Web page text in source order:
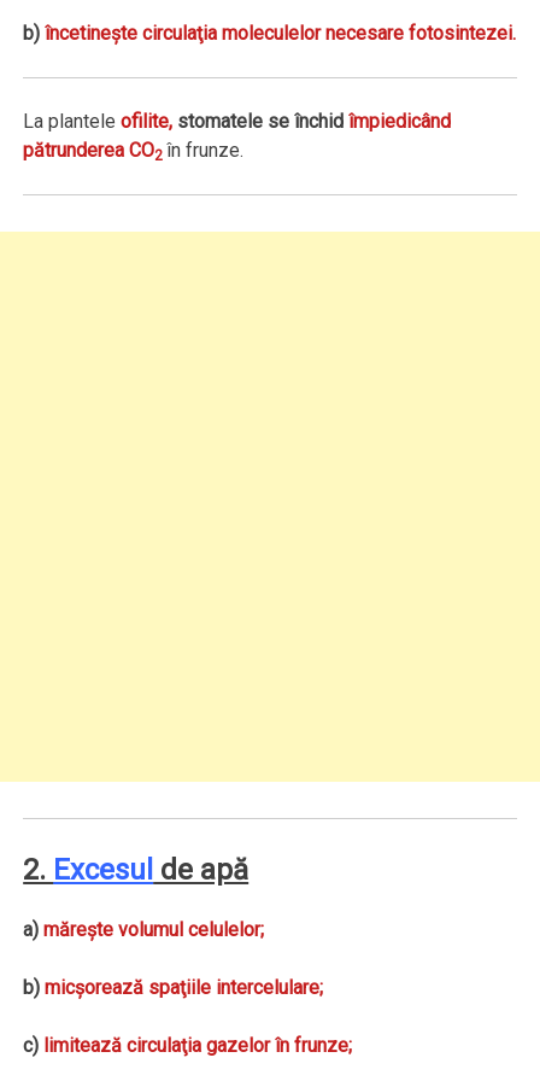
b)încetineşte circulaţia moleculelor necesare fotosintezei.
La planteleofilite, stomatele se închid împiedicând
pătrunderea CO2 în frunze.
2. Excesul de apă
a)măreşte volumul celulelor;
b)micşorează spaţiile intercelulare;
c) limitează circulaţia gazelor în frunze;